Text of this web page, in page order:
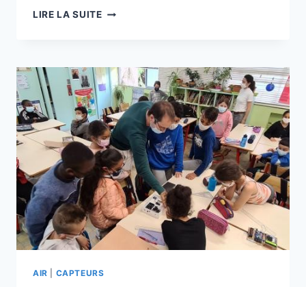
LIRE LA SUITE À
INFORME
SUR
LA
QUALITÉ
DE
L’AIR
À
L’ÉCHELLE
DU
QUARTIER
AIR CAPTEURS